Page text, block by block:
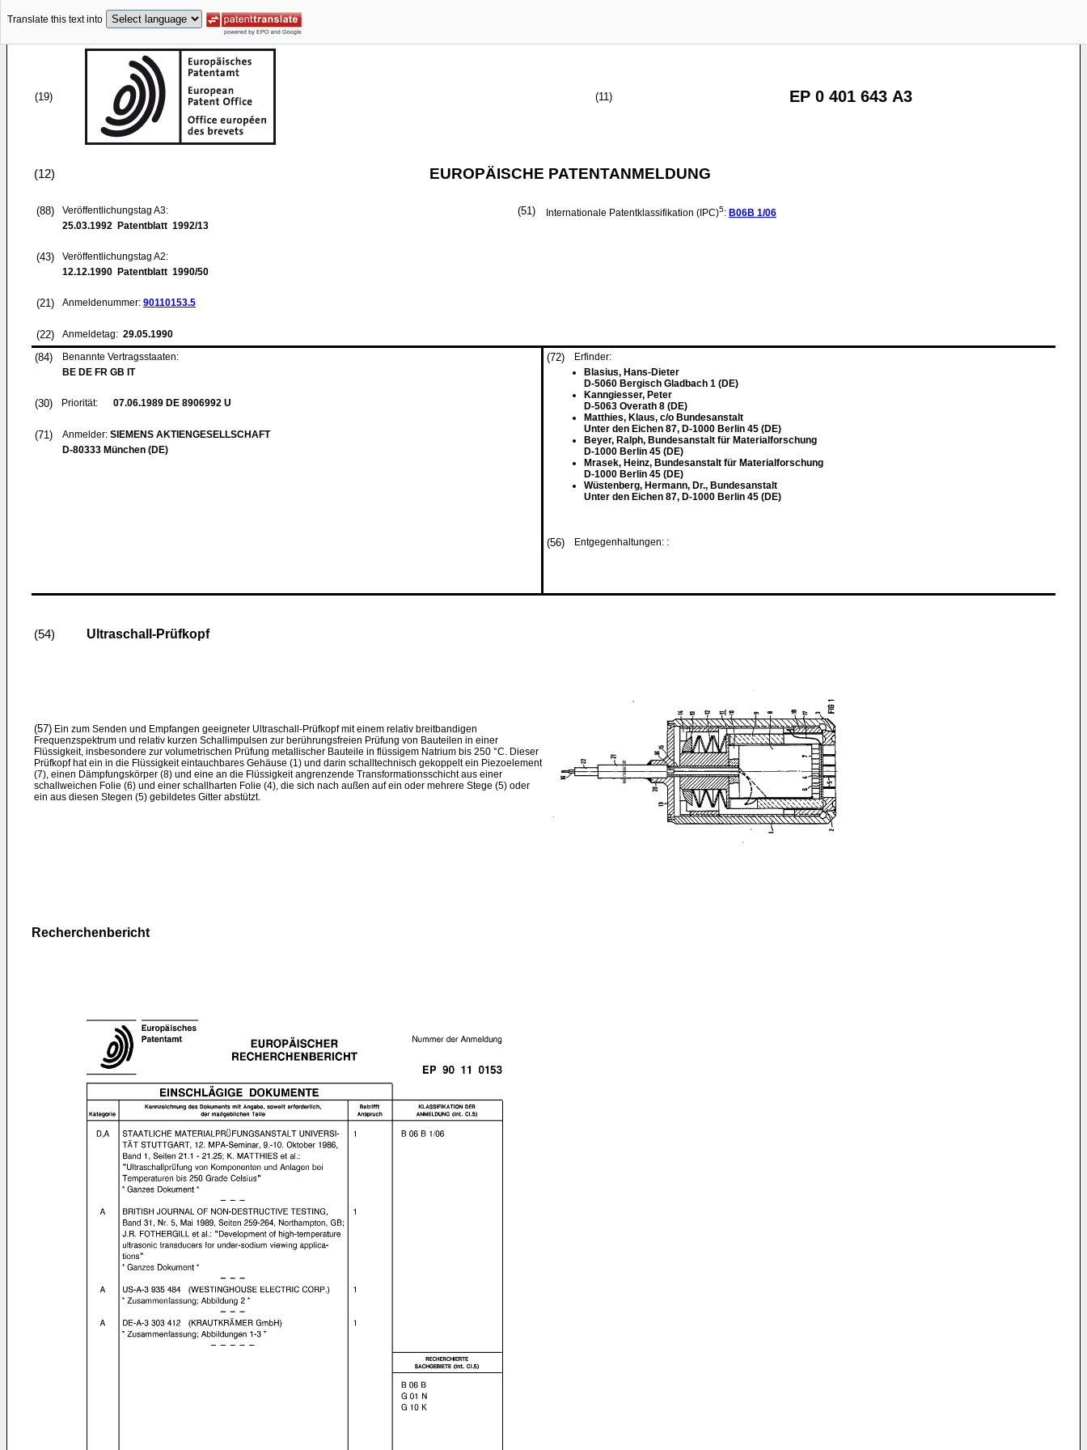
Translate this text into
(19) (11) EP 0 401 643 A3
(12) EUROPÄISCHE PATENTANMELDUNG
(88)
Veröffentlichungstag A3:
25.03.1992 Patentblatt 1992/13
(43)
Veröffentlichungstag A2:
12.12.1990 Patentblatt 1990/50
(21) Anmeldenummer: 90110153.5
(22) Anmeldetag: 29.05.1990
(51) Internationale Patentklassifikation (IPC)5: B06B 1/06
(84)
Benannte Vertragsstaaten:
BE DE FR GB IT
(30) Priorität: 07.06.1989 DE 8906992 U
(71) Anmelder: SIEMENS AKTIENGESELLSCHAFT
D-80333 München (DE)
(72)
Erfinder:
Blasius, Hans-Dieter
D-5060 Bergisch Gladbach 1 (DE)
Kanngiesser, Peter
D-5063 Overath 8 (DE)
Matthies, Klaus, c/o Bundesanstalt
Unter den Eichen 87, D-1000 Berlin 45 (DE)
Beyer, Ralph, Bundesanstalt für Materialforschung
D-1000 Berlin 45 (DE)
Mrasek, Heinz, Bundesanstalt für Materialforschung
D-1000 Berlin 45 (DE)
Wüstenberg, Hermann, Dr., Bundesanstalt
Unter den Eichen 87, D-1000 Berlin 45 (DE)
(56) Entgegenhaltungen: :
(54) Ultraschall-Prüfkopf
(57) Ein zum Senden und Empfangen geeigneter Ultraschall-Prüfkopf mit einem relativ breitbandigen
Frequenzspektrum und relativ kurzen Schallimpulsen zur berührungsfreien Prüfung von Bauteilen in einer
Flüssigkeit, insbesondere zur volumetrischen Prüfung metallischer Bauteile in flüssigem Natrium bis 250 °C. Dieser
Prüfkopf hat ein in die Flüssigkeit eintauchbares Gehäuse (1) und darin schalltechnisch gekoppelt ein Piezoelement
(7), einen Dämpfungskörper (8) und eine an die Flüssigkeit angrenzende Transformationsschicht aus einer
schallweichen Folie (6) und einer schallharten Folie (4), die sich nach außen auf ein oder mehrere Stege (5) oder
ein aus diesen Stegen (5) gebildetes Gitter abstützt.
Recherchenbericht